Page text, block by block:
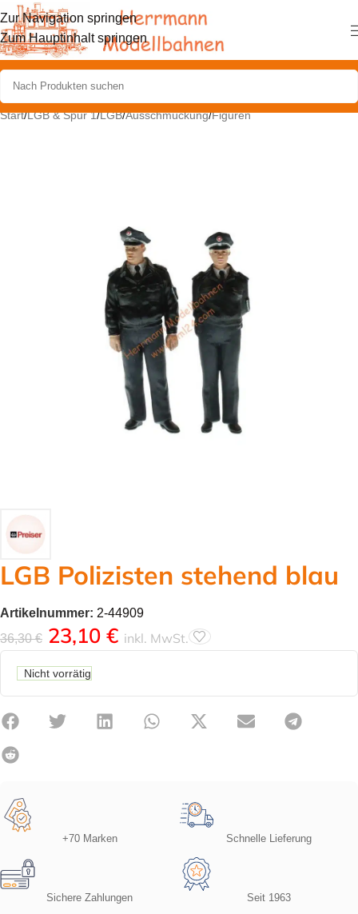
Zur Navigation springen
Zum Hauptinhalt springen
Start/LGB & Spur 1/LGB/Ausschmückung/Figuren
LGB Polizisten stehend blau
Artikelnummer: 2-44909
36,30€ 23,10 € inkl. MwSt.
Nicht vorrätig
+70 Marken Schnelle Lieferung
Sichere Zahlungen Seit 1963